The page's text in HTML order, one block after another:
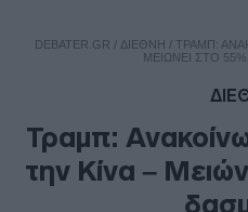
DEBATER.GR / ΔΙΕΘΝΗ / ΤΡΑΜΠ:
ΜΕΙΏΝΕΙ ΣΤΟ
Τραμπ:
την Κίνα –